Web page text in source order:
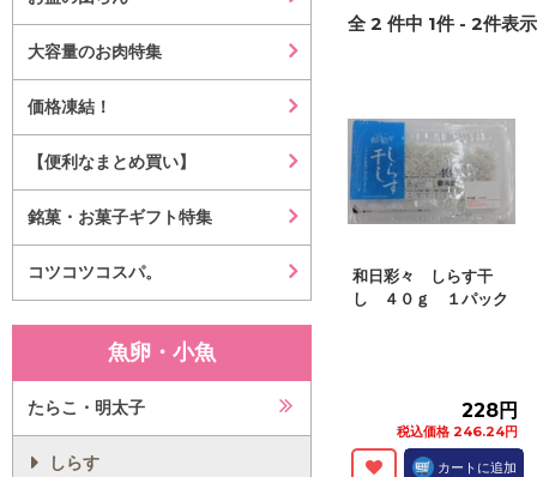
大容量のお肉特集
価格凍結！
【便利なまとめ買い】
銘菓・お菓子ギフト特集
コツコツコスパ。
魚卵・小魚
たらこ・明太子
しらす
全2 件中 1件 - 2件表
和日彩々 しらす干
し ４０ｇ １パック
228円
税込価格 246.24円
カートに追加